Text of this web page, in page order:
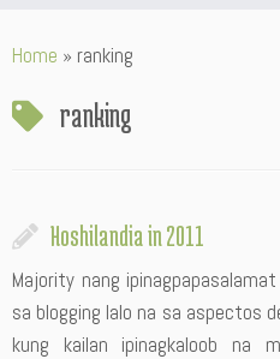
toHome » ranking
ranking
Hoshilandia in 2011
Majority nang
sa blogging lalo na sa aspectos
kung kailan ipinagkaloob na